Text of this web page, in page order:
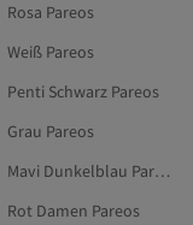
Rosa Pareos
Weiß Pareos
Penti Schwarz Pareos
Grau Pareos
Mavi Dunkelblau Pareos
Rot Damen Pareos